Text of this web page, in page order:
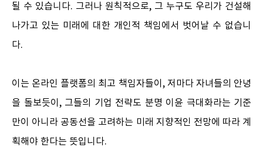
될 수 있습니다. 그러나 원칙적으로, 그 누구도 우리가 건설해
나가고 있는 미래에 대한 개인적 책임에서 벗어날 수 없습니
다.
이는 온라인 플랫폼의 최고 책임자들이, 저마다 자녀들의 안녕
을 돌보듯이, 그들의 기업 전략도 분명 이윤 극대화라는 기준
만이 아니라 공동선을 고려하는 미래 지향적인 전망에 따라 계
획해야 한다는 뜻입니다.